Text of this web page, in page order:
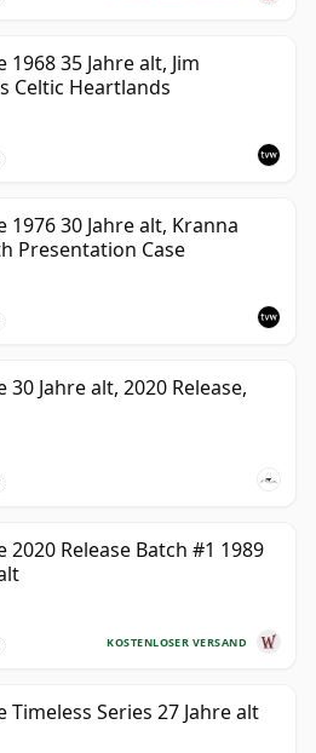
1968 35 Jahre alt, Jim
Celtic Heartlands
1976 30 Jahre alt, Kranna
Presentation Case
30 Jahre alt, 2020 Release,
2020 Release Batch #1 1989
KOSTENLOSER VERSAND
Timeless Series 27 Jahre alt